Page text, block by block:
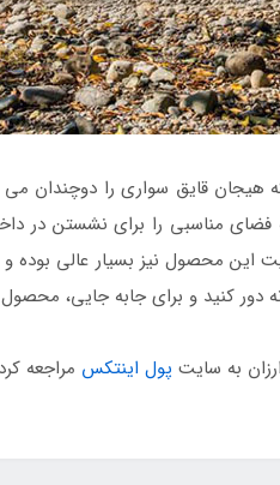
قایق سواری را دوچندان
مناسبی را برای نشستن در
این محصول نیز بسیار عالی
کنید و برای جابه جایی، محصول
پول اینتکس مراجعه